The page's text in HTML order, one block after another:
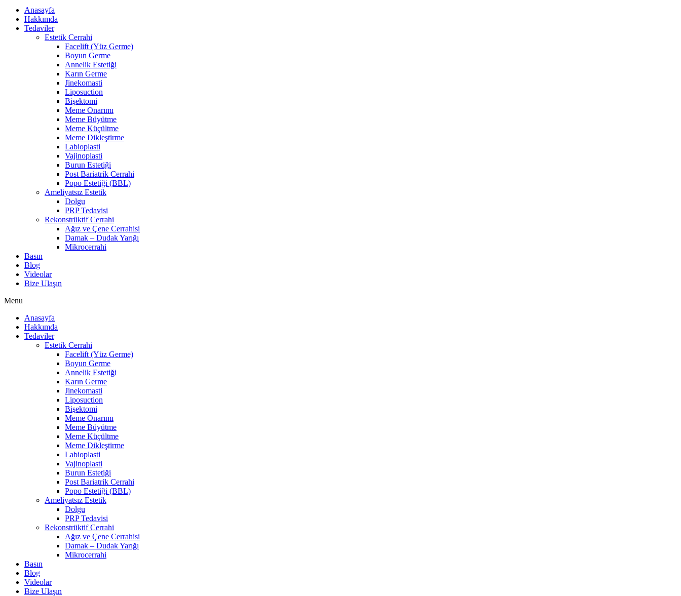
Anasayfa
Hakkımda
Tedaviler
Estetik Cerrahi
Facelift (Yüz Germe)
Boyun Germe
Annelik Estetiği
Karın Germe
Jinekomasti
Liposuction
Bişektomi
Meme Onarımı
Meme Büyütme
Meme Küçültme
Meme Dikleştirme
Labioplasti
Vajinoplasti
Burun Estetiği
Post Bariatrik Cerrahi
Popo Estetiği (BBL)
Ameliyatsız Estetik
Dolgu
PRP Tedavisi
Rekonstrüktif Cerrahi
Ağız ve Çene Cerrahisi
Damak – Dudak Yarığı
Mikrocerrahi
Basın
Blog
Videolar
Bize Ulaşın
Menu
Anasayfa
Hakkımda
Tedaviler
Estetik Cerrahi
Facelift (Yüz Germe)
Boyun Germe
Annelik Estetiği
Karın Germe
Jinekomasti
Liposuction
Bişektomi
Meme Onarımı
Meme Büyütme
Meme Küçültme
Meme Dikleştirme
Labioplasti
Vajinoplasti
Burun Estetiği
Post Bariatrik Cerrahi
Popo Estetiği (BBL)
Ameliyatsız Estetik
Dolgu
PRP Tedavisi
Rekonstrüktif Cerrahi
Ağız ve Çene Cerrahisi
Damak – Dudak Yarığı
Mikrocerrahi
Basın
Blog
Videolar
Bize Ulaşın